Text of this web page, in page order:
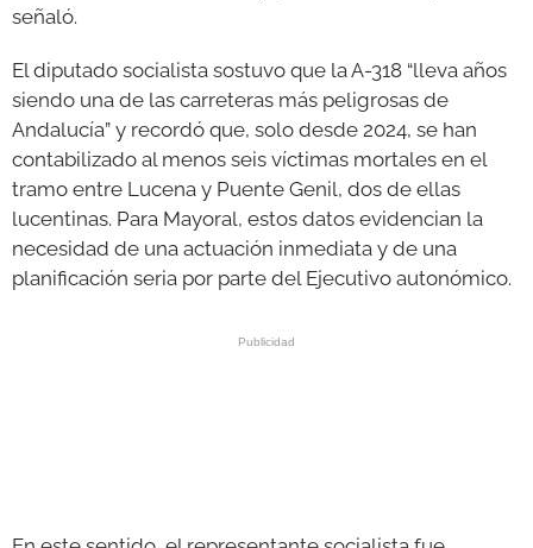
señaló.
El diputado socialista sostuvo que la A-318 “lleva años
siendo una de las carreteras más peligrosas de
Andalucía” y recordó que, solo desde 2024, se han
contabilizado al menos seis víctimas mortales en el
tramo entre Lucena y Puente Genil, dos de ellas
lucentinas. Para Mayoral, estos datos evidencian la
necesidad de una actuación inmediata y de una
planificación seria por parte del Ejecutivo autonómico.